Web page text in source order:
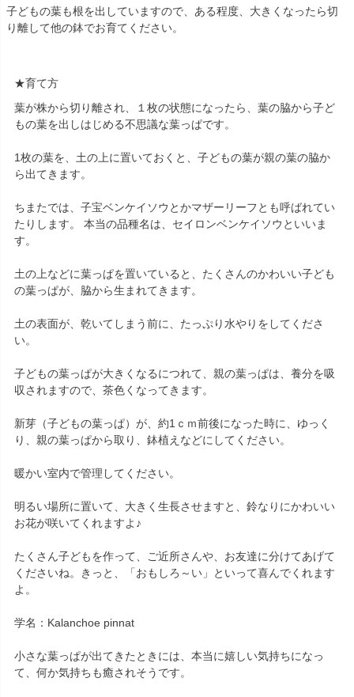
子どもの葉も根を出していますので、ある程度、大きくなったら切
り離して他の鉢でお育てください。
★育て方
葉が株から切り離され、１枚の状態になったら、葉の脇から子ど
もの葉を出しはじめる不思議な葉っぱです。
1枚の葉を、土の上に置いておくと、子どもの葉が親の葉の脇か
ら出てきます。
ちまたでは、子宝ベンケイソウとかマザーリーフとも呼ばれてい
たりします。 本当の品種名は、セイロンベンケイソウといいま
す。
土の上などに葉っぱを置いていると、たくさんのかわいい子ども
の葉っぱが、脇から生まれてきます。
土の表面が、乾いてしまう前に、たっぷり水やりをしてくださ
い。
子どもの葉っぱが大きくなるにつれて、親の葉っぱは、養分を吸
収されますので、茶色くなってきます。
新芽（子どもの葉っぱ）が、約1ｃｍ前後になった時に、ゆっく
り、親の葉っぱから取り、鉢植えなどにしてください。
暖かい室内で管理してください。
明るい場所に置いて、大きく生長させますと、鈴なりにかわいい
お花が咲いてくれますよ♪
たくさん子どもを作って、ご近所さんや、お友達に分けてあげて
くださいね。きっと、「おもしろ～い」といって喜んでくれます
よ。
学名：Kalanchoe pinnat
小さな葉っぱが出てきたときには、本当に嬉しい気持ちになっ
て、何か気持ちも癒されそうです。